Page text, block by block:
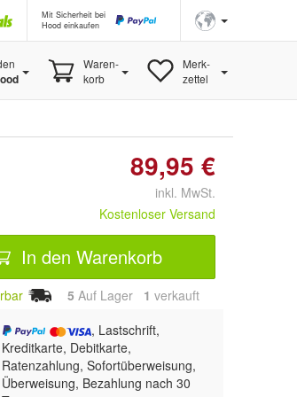
Mit Sicherheit bei
Hood einkaufen
Waren-
korb
Merk-
zettel
89,95 €
inkl. MwSt.
Kostenloser Versand
In den Warenkorb
5 Auf Lager 1 verkauft
, Lastschrift,
Kreditkarte, Debitkarte,
Ratenzahlung, Sofortüberweisung,
Überweisung, Bezahlung nach 30